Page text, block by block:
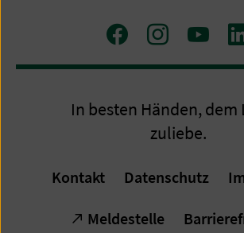
Zu
Facebook
Zu
Instagram
Zum
In besten Händen, dem
zuliebe.
Kontakt Datenschutz
Meldestelle